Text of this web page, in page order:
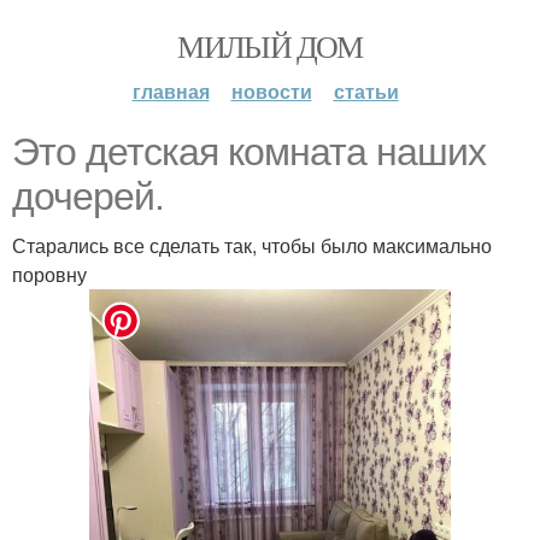
МИЛЫЙ ДОМ
главная новости статьи
Это детская комната наших
дочерей.
Старались все сделать так, чтобы было максимально
поровну